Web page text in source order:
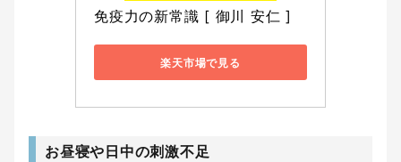
免疫力の新常識 [ 御川 安仁 ]
楽天市場で見る
お昼寝や日中の刺激不足